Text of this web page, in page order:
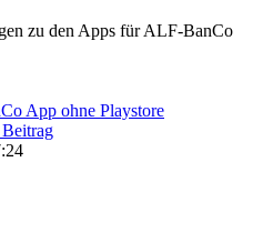
zu den Apps für ALF-BanCo
App ohne Playstore